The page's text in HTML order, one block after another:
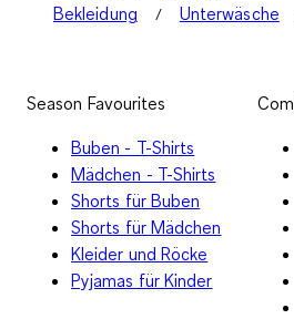
Bekleidung
Unterwäsche
Season Favourites
Buben - T-Shirts
Mädchen - T-Shirts
Shorts für Buben
Shorts für Mädchen
Kleider und Röcke
Pyjamas für Kinder